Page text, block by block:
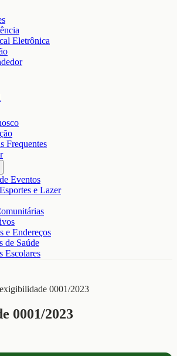
Eletrônica
Frequentes
Eventos
e Lazer
e Endereços
de Saúde
Escolares
0001/2023
0001/2023